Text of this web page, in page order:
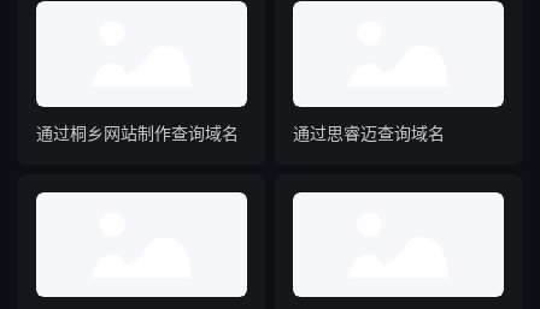
通过桐乡网站制作查询域名 通过思睿迈查询域名